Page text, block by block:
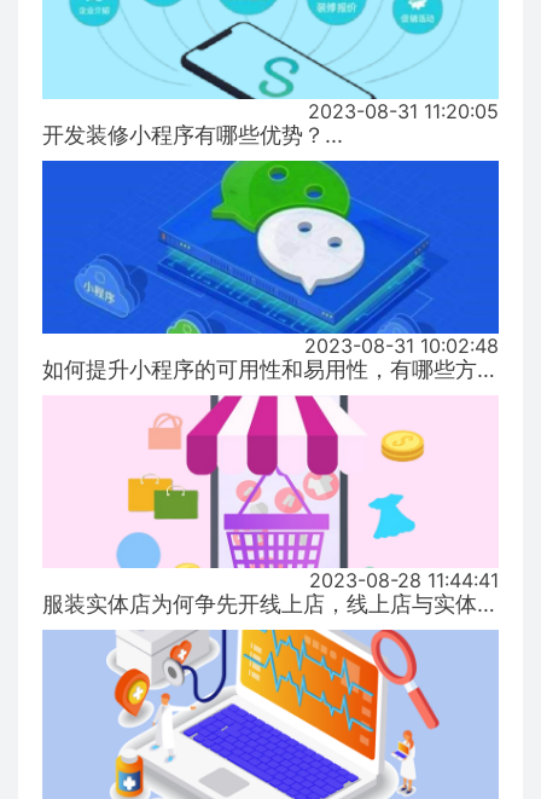
2023-08-31 11:20:05
开发装修小程序有哪些优势？...
2023-08-31 10:02:48
如何提升小程序的可用性和易用性，有哪些方式！...
2023-08-28 11:44:41
服装实体店为何争先开线上店，线上店与实体店有什么区别？...